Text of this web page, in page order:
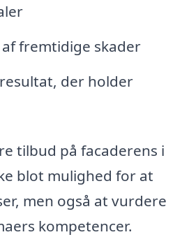
fremtidige skader
der holder
tilbud på facaderens i
blot mulighed for at
men også at vurdere
kompetencer.